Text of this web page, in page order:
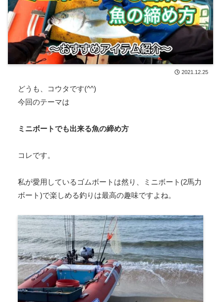
2021.12.25
どうも、コウタです(^^)
今回のテーマは
ミニボートでも出来る魚の締め方
コレです。
私が愛用しているゴムボートは然り、ミニボート(2馬力
ボート)で楽しめる釣りは最高の趣味ですよね。